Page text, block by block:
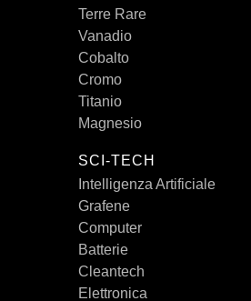
Terre Rare
Vanadio
Cobalto
Cromo
Titanio
Magnesio
SCI-TECH
Intelligenza Artificiale
Grafene
Computer
Batterie
Cleantech
Elettronica